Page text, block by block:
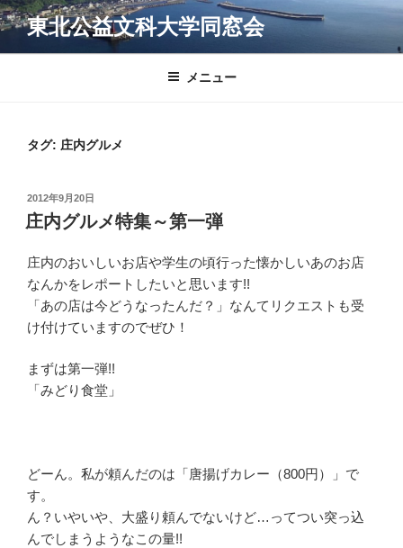
コ
ン
テ
東北公益文科大学同窓会
メニュー
タグ: 庄内グルメ
投
稿
日:
2012年9月20日
庄内グルメ特集～第一弾
庄内のおいしいお店や学生の頃行った懐かしいあのお店
なんかをレポートしたいと思います!!
「あの店は今どうなったんだ？」なんてリクエストも受
け付けていますのでぜひ！
まずは第一弾!!
「みどり食堂」
どーん。私が頼んだのは「唐揚げカレー（800円）」で
す。
ん？いやいや、大盛り頼んでないけど…ってつい突っ込
んでしまうようなこの量!!